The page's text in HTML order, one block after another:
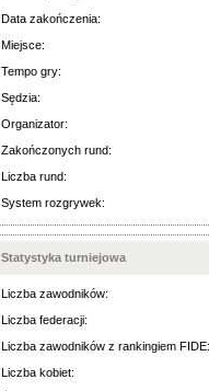
Data zakończenia:
Miejsce:
Tempo gry:
Sędzia:
Organizator:
Zakończonych rund:
Liczba rund:
System rozgrywek:
Statystyka turniejowa
Liczba zawodników:
Liczba federacji:
Liczba zawodników z rankingiem FIDE:
Liczba kobiet: